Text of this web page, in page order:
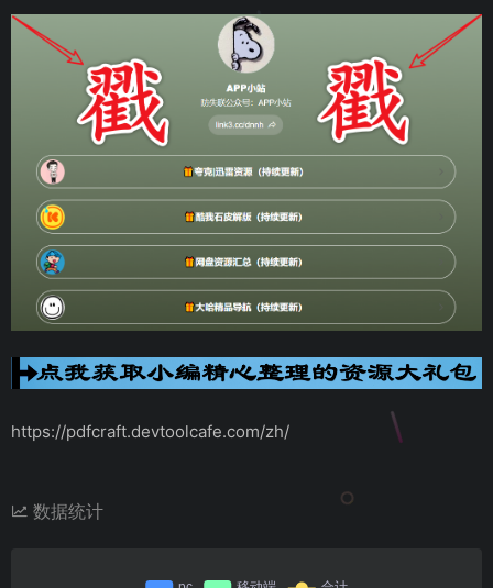
https://pdfcraft.devtoolcafe.com/zh/
数据统计